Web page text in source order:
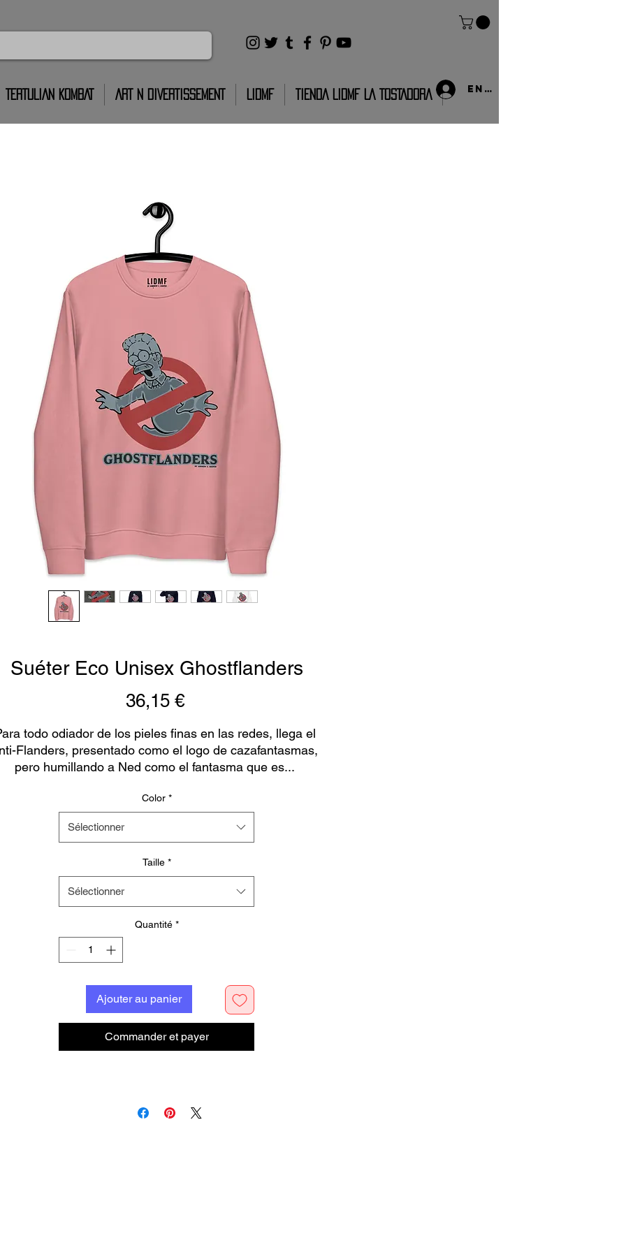
TERTULIAN KOMBAT ART N DIVERTISSEMENT LIDMF TIENDA LIDMF LA TOSTADORA Entrar
Suéter Eco Unisex Ghostflanders
36,15 €Prix
todo odiador de los pieles finas en las redes, llega el
Flanders, presentado como el logo de cazafantasmas,
pero humillando a Ned como el fantasma que es...
nuestra red.
producto está hecho especialmente para tí, tan pronto
más en entregárselo. Hacer productos customizados en
lugar de a granel ayuda a reducir la sobreproducción, ¡así
pensadas!
Color *
Sélectionner
Taille *
Sélectionner
Quantité *
Ajouter au panier
Commander et payer